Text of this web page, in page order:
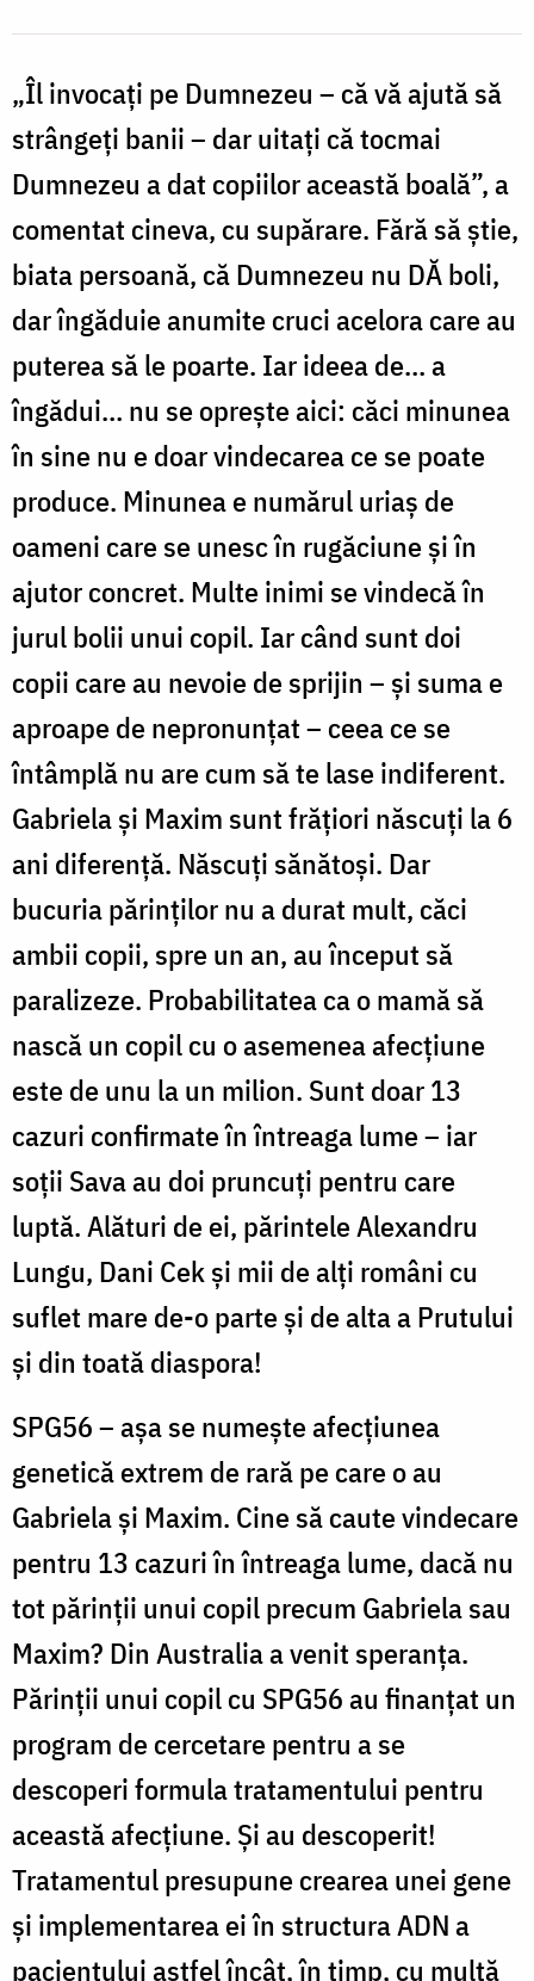
„Îl invocați pe Dumnezeu – că vă ajută să
strângeți banii – dar uitați că tocmai
Dumnezeu a dat copiilor această boală”, a
comentat cineva, cu supărare. Fără să știe,
biata persoană, că Dumnezeu nu DĂ boli,
dar îngăduie anumite cruci acelora care au
puterea să le poarte. Iar ideea de… a
îngădui… nu se oprește aici: căci minunea
în sine nu e doar vindecarea ce se poate
produce. Minunea e numărul uriaș de
oameni care se unesc în rugăciune și în
ajutor concret. Multe inimi se vindecă în
jurul bolii unui copil. Iar când sunt doi
copii care au nevoie de sprijin – și suma e
aproape de nepronunțat – ceea ce se
întâmplă nu are cum să te lase indiferent.
Gabriela și Maxim sunt frățiori născuți la 6
ani diferență. Născuți sănătoși. Dar
bucuria părinților nu a durat mult, căci
ambii copii, spre un an, au început să
paralizeze. Probabilitatea ca o mamă să
nască un copil cu o asemenea afecțiune
este de unu la un milion. Sunt doar 13
cazuri confirmate în întreaga lume – iar
soții Sava au doi pruncuți pentru care
luptă. Alături de ei, părintele Alexandru
Lungu, Dani Cek și mii de alți români cu
suflet mare de-o parte și de alta a Prutului
și din toată diaspora!
SPG56 – așa se numește afecțiunea
genetică extrem de rară pe care o au
Gabriela și Maxim. Cine să caute vindecare
pentru 13 cazuri în întreaga lume, dacă nu
tot părinții unui copil precum Gabriela sau
Maxim? Din Australia a venit speranța.
Părinții unui copil cu SPG56 au finanțat un
program de cercetare pentru a se
descoperi formula tratamentului pentru
această afecțiune. Și au descoperit!
Tratamentul presupune crearea unei gene
și implementarea ei în structura ADN a
pacientului astfel încât, în timp, cu multă